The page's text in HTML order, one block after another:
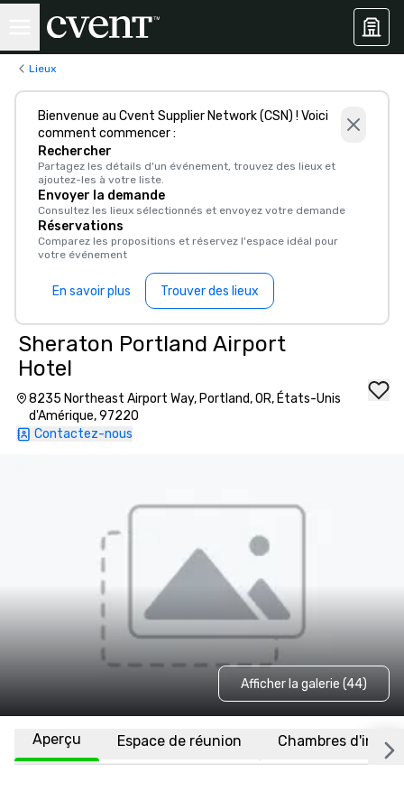
Lieux
Bienvenue au Cvent Supplier Network (CSN) ! Voici
comment commencer :
Rechercher
Partagez les détails d'un événement, trouvez des lieux et
ajoutez-les à votre liste.
Envoyer la demande
Consultez les lieux sélectionnés et envoyez votre demande
Réservations
Comparez les propositions et réservez l'espace idéal pour
votre événement
En savoir plus Trouver des lieux
Sheraton Portland Airport
Hotel
8235 Northeast Airport Way, Portland, OR, États-Unis
d'Amérique, 97220
Contactez-nous
Afficher la galerie (44)
Aperçu Espace de réunion Chambres